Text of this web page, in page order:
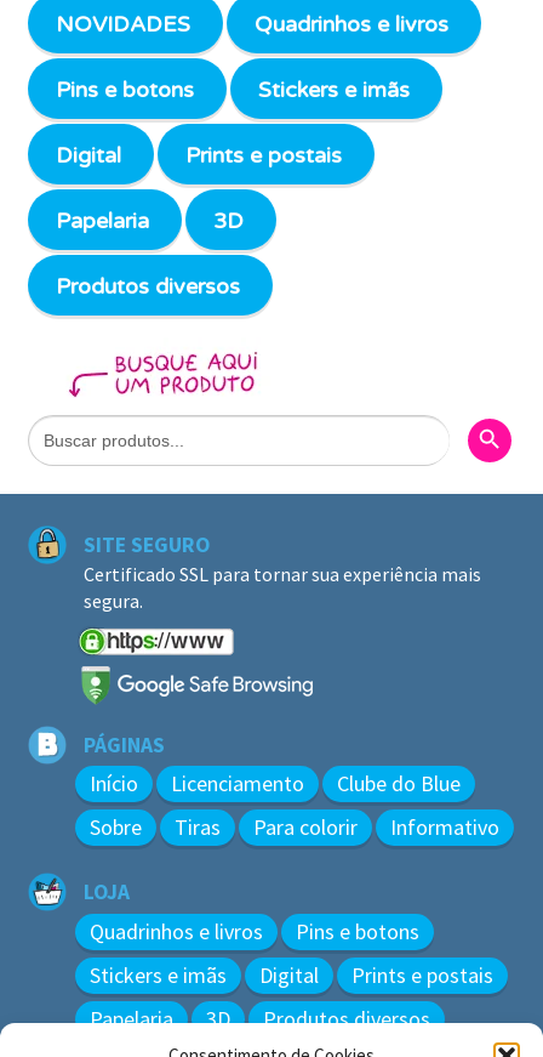
NOVIDADES Quadrinhos e livros
Pins e botons Stickers e imãs
Digital Prints e postais
Papelaria 3D
Produtos diversos
Search
for:
Search
SITE SEGURO
Certificado SSL para tornar sua experiência mais
segura.
PÁGINAS
Início Licenciamento
Clube do Blue
Sobre
Tiras Para colorir Informativo
LOJA
Quadrinhos e livros
Pins e botons
Stickers e imãs
Digital
Prints e postais
Papelaria
3D Produtos diversos